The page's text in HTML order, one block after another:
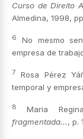
Curso de Direito
Almedina, 1998,
6
No mesmo
empresa de
7 Rosa Pérez
temporal y
8 Maria
fragmentada…, p.